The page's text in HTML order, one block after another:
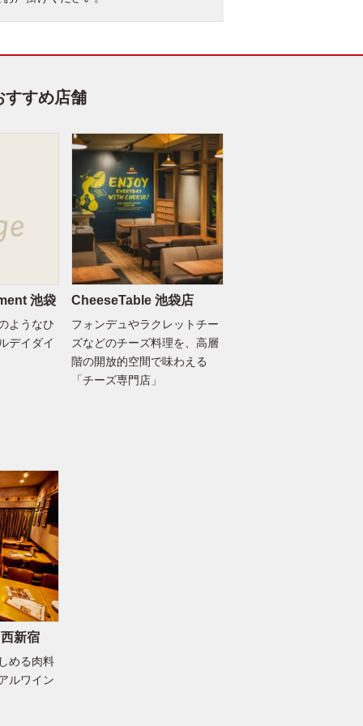
すすめ店舗
池袋
ようなひ
デイダイ
CheeseTable 池袋店
フォンデュやラクレットチー
ズなどのチーズ料理を、高層
階の開放的空間で味わえる
「チーズ専門店」
新宿
める肉料
ルワイン